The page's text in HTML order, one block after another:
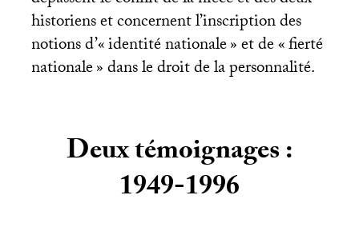
historiens et concernent l’inscription des
notions d’«identité nationale» et de «fierté
nationale» dans le droit de la personnalité.
Deux témoignages :
1949-1996